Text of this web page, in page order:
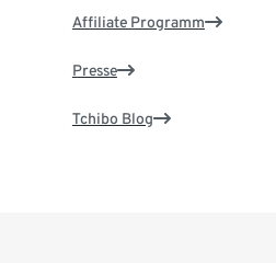
Affiliate Programm
Presse
Tchibo Blog